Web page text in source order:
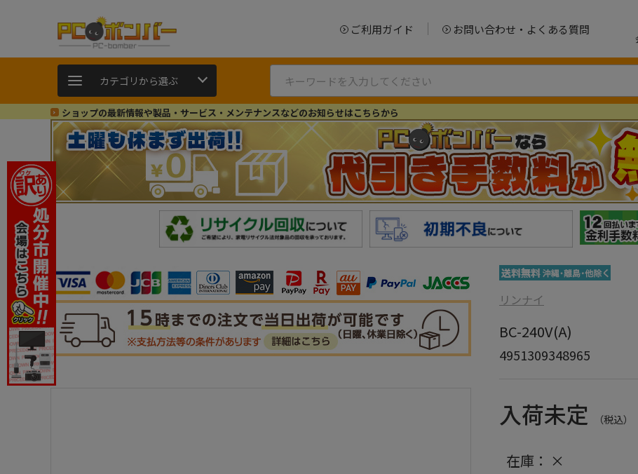
ご利用ガイド お問い合わせ・よくある質問
カテゴリから選ぶ
ショップの最新情報や製品・サービス・メンテナンスなどのお知らせはこちらから
リンナイ
BC-240V(A)
4951309348965
入荷未定 （税込）
在庫： ×